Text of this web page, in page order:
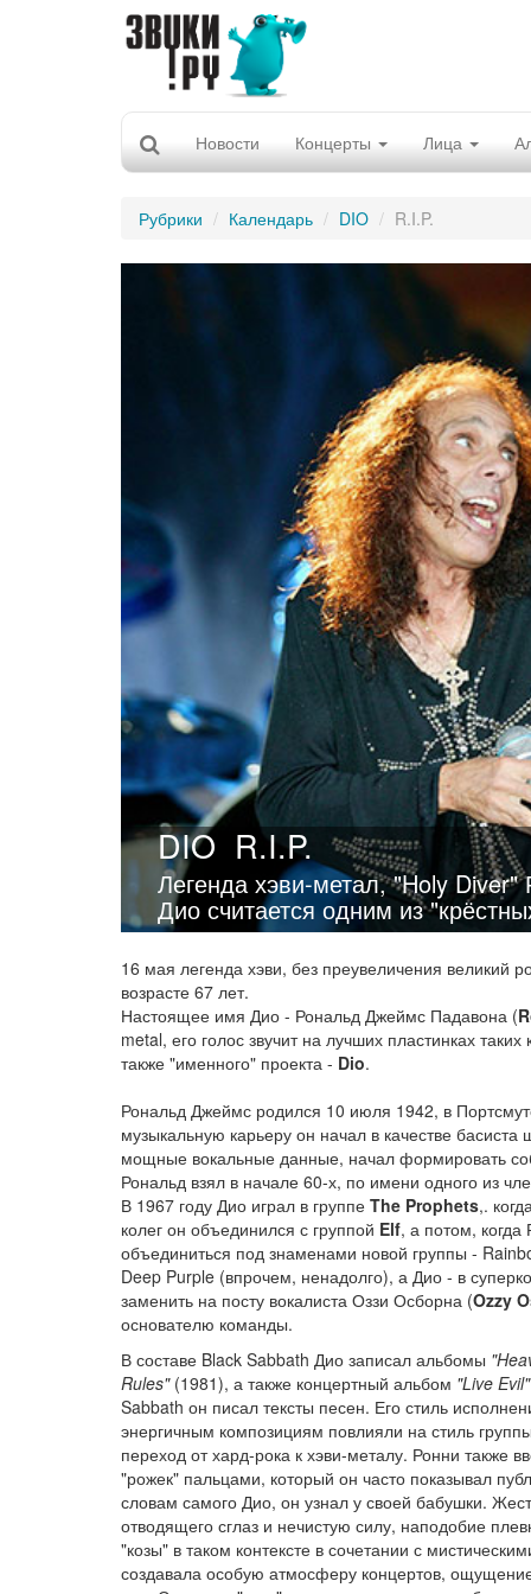
Новости Концерты Лица
Рубрики Календарь DIO R.I.P.
DIO R.I.P.
Легенда хэви-метал, "Holy
Дио считается одним из
16 мая легенда хэви, без преувеличения великий
возрасте 67 лет.
Настоящее имя Дио - Рональд Джеймс Падавона (
metal, его голос звучит на лучших пластинках
также "именного" проекта - Dio.
Рональд Джеймс родился 10 июля 1942, в
музыкальную карьеру он начал в качестве
мощные вокальные данные, начал формировать
Рональд взял в начале 60-х, по имени одного из
В 1967 году Дио играл в группе The Prophets,.
колег он объединился с группой Elf, а потом,
объединиться под знаменами новой группы -
Deep Purple (впрочем, ненадолго), а Дио - в
заменить на посту вокалиста Оззи Осборна (Ozzy
основателю команды.
В составе Black Sabbath Дио записал альбомы
Rules"(1981), а также концертный альбом "Live Evil"
Sabbath он писал тексты песен. Его стиль
энергичным композициям повлияли на стиль
переход от хард-рока к хэви-металу. Ронни также
"рожек" пальцами, который он часто показывал
словам самого Дио, он узнал у своей бабушки.
отводящего сглаз и нечистую силу, наподобие
"козы" в таком контексте в сочетании с
создавала особую атмосферу концертов,